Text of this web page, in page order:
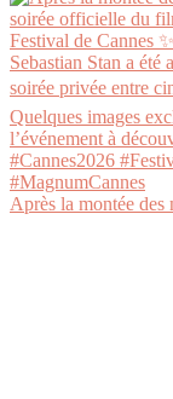
Après la montée des